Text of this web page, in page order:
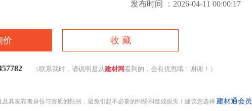
发布时间 ：2026-04-11 00:00:17
价 收 藏
（联系我时，请说明是从建材网看到的，会有优惠哦！谢谢！）
其发布者身份与资质的甄别，避免引起不必要的纠纷和造成损失！建议您选择 建材通会员